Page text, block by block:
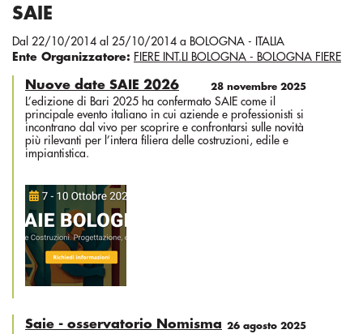
SAIE
Dal 22/10/2014 al 25/10/2014 a BOLOGNA - ITALIA
Ente Organizzatore: FIERE INT.LI BOLOGNA - BOLOGNA FIERE
28 novembre 2025
Nuove date SAIE 2026
L’edizione di Bari 2025 ha confermato SAIE come il
principale evento italiano in cui aziende e professionisti si
incontrano dal vivo per scoprire e confrontarsi sulle novità
più rilevanti per l’intera filiera delle costruzioni, edile e
impiantistica.
26 agosto 2025
Saie - osservatorio Nomisma